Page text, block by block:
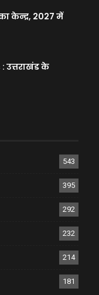
केन्द्र, 2027 में
उत्तराखंड के
543
395
292
232
214
181